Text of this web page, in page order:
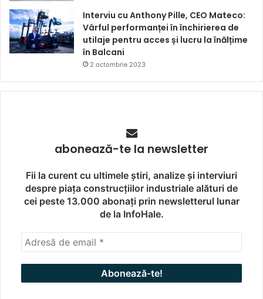
Interviu cu Anthony Pille, CEO Mateco:
Vârful performanței în închirierea de
utilaje pentru acces și lucru la înălțime
în Balcani
2 octombrie 2023
abonează-te la newsletter
Fii la curent cu ultimele știri, analize și interviuri
despre piața construcțiilor industriale alături de
cei peste 13.000 abonați prin newsletterul lunar
de la InfoHale.